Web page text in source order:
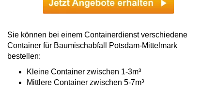
Sie können bei einem Containerdienst verschiedene
Container für Baumischabfall Potsdam-Mittelmark
bestellen:
Kleine Container zwischen 1-3m³
Mittlere Container zwischen 5-7m³